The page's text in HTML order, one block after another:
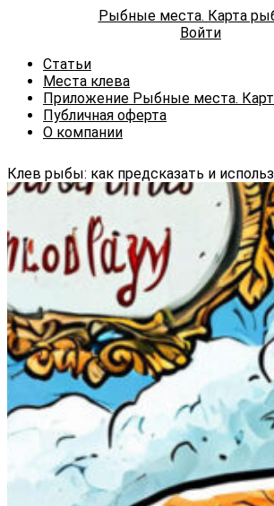
Рыбные места. Карта
Войти
Статьи
Места клева
Приложение Рыбные места.
Публичная оферта
О компании
Клев рыбы: как предсказать и